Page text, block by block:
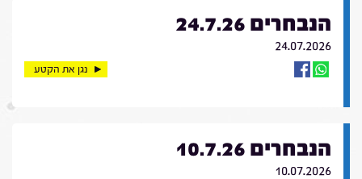
הנבחרים 24.7.26
24.07.2026
נגן את הקטע
הנבחרים 10.7.26
10.07.2026